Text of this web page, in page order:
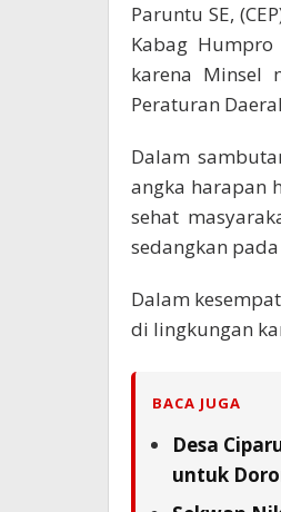
Paruntu SE,
Kabag
karena Minsel
Peraturan
Dalam
angka harapan
sehat
sedangkan
Dalam
di lingkungan
BACA JUGA
Desa
untuk